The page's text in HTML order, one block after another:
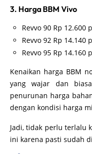
3. Harga BBM Vivo
Revvo 90 Rp 12.600
Revvo 92 Rp 14.140
Revvo 95 Rp 14.160
Kenaikan harga BBM
yang wajar dan
penurunan harga
dengan kondisi harga
Jadi, tidak perlu terlalu
ini karena pasti sudah